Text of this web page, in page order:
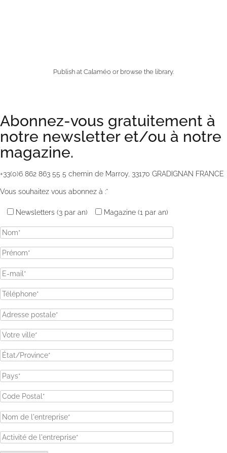
Publish at Calaméo or browse the library.
Abonnez-vous gratuitement à
notre newsletter et/ou à notre
magazine.
+33(0)6 862 863 55 5 chemin de Marroy, 33170 GRADIGNAN FRANCE
Vous souhaitez vous abonnez à :*
Newsletters (3 par an) Magazine (1 par an)